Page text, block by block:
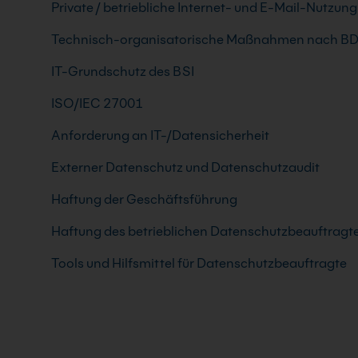
Private / betriebliche Internet- und E-Mail-Nutzung
Technisch-organisatorische Maßnahmen nach
IT-Grundschutz des BSI
ISO/IEC 27001
Anforderung an IT-/Datensicherheit
Externer Datenschutz und Datenschutzaudit
Haftung der Geschäftsführung
Haftung des betrieblichen
Tools und Hilfsmittel für Datenschutzbeauftragte